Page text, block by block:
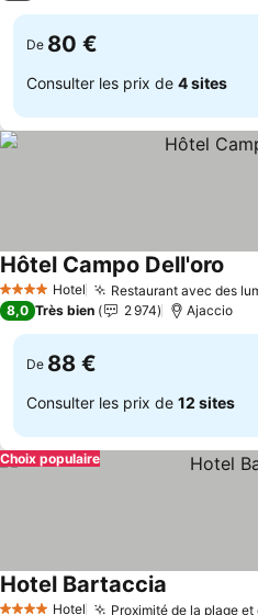
De 80 €
Consulter les prix de 4 sites
4 Étoiles Hotel Restaurant avec des
Hôtel Campo Dell'oro
8,0 Très bien 2 974 Ajaccio
De 88 €
Consulter les prix de 12 sites
Choix populaire
Hotel Proximité de la plage
Hotel Bartaccia